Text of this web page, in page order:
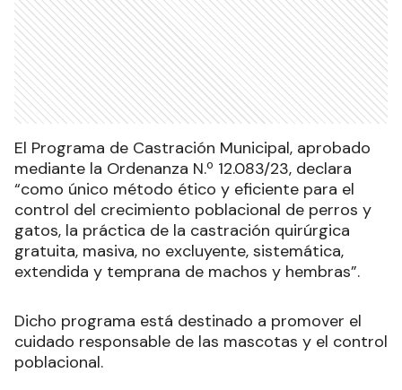
El Programa de Castración Municipal, aprobado
mediante la Ordenanza N.º 12.083/23, declara
“como único método ético y eficiente para el
control del crecimiento poblacional de perros y
gatos, la práctica de la castración quirúrgica
gratuita, masiva, no excluyente, sistemática,
extendida y temprana de machos y hembras”.
Dicho programa está destinado a promover el
cuidado responsable de las mascotas y el control
poblacional.